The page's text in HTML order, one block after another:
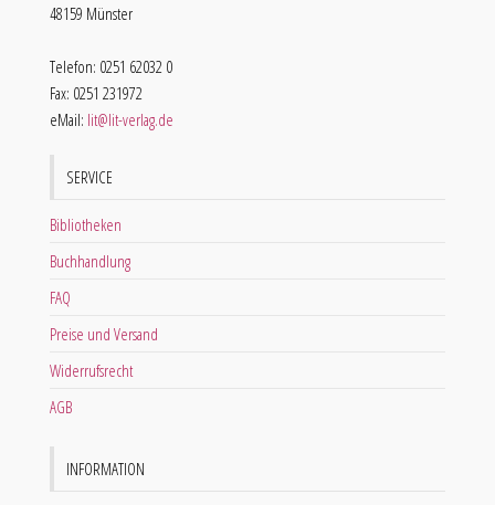
48159 Münster
Telefon: 0251 62032 0
Fax: 0251 231972
eMail: lit@lit-verlag.de
SERVICE
Bibliotheken
Buchhandlung
FAQ
Preise und Versand
Widerrufsrecht
AGB
INFORMATION